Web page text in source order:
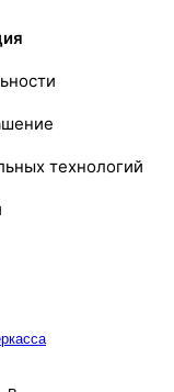
технологий